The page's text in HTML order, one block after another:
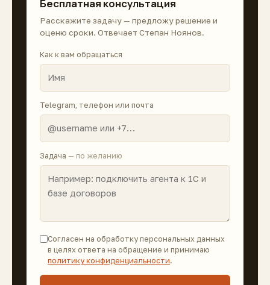
Бесплатная консультация
Расскажите задачу — предложу решение и
оценю сроки. Отвечает Степан Ноянов.
Как к вам обращаться
Telegram, телефон или почта
Задача — по желанию
Согласен на обработку персональных данных
в целях ответа на обращение и принимаю
политику конфиденциальности.